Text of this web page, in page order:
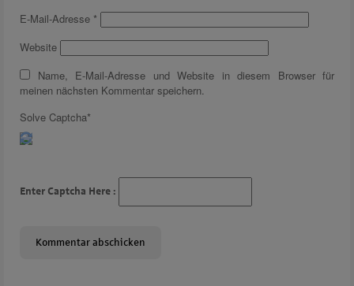
E-Mail-Adresse *
Website
Name, E-Mail-Adresse und Website in diesem Browser für
meinen nächsten Kommentar speichern.
Solve Captcha*
Enter Captcha Here :